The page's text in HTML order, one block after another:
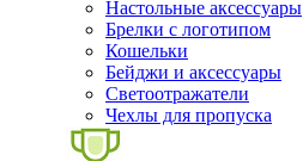
Настольные аксессуары
Брелки с логотипом
Кошельки
Бейджи и аксессуары
Светоотражатели
Чехлы для пропуска